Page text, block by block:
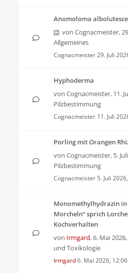
Anomoloma
von Cognacmeister,
Allgemeines
Cognacmeister29. Juli
Hyphoderma
von Cognacmeister, 11.
Pilzbestimmung
Cognacmeister 11. Juli
Porling mit Orangen
von Cognacmeister, 5.
Pilzbestimmung
Cognacmeister 5. Juli
Monomethylhydrazin in
Morcheln“ sprich
Kochverhalten
von Irmgard,6. Mai
und Toxikologie
Irmgard6. Mai 2026, 12:06